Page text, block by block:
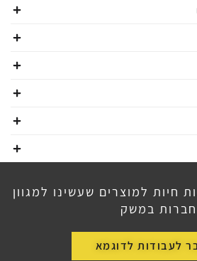
חיות למוצרים שעשינו למגוון
חברות במשק
לעבודות לדוגמא